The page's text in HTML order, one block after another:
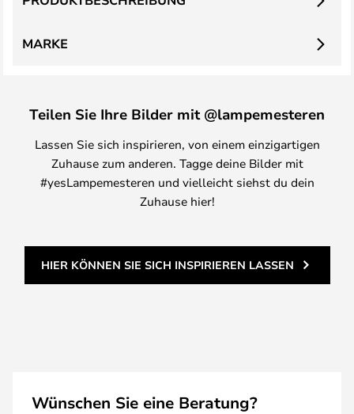
MARKE
Teilen Sie Ihre Bilder mit @lampemesteren
Lassen Sie sich inspirieren, von einem einzigartigen
Zuhause zum anderen. Tagge deine Bilder mit
#yesLampemesteren und vielleicht siehst du dein
Zuhause hier!
HIER KÖNNEN SIE SICH INSPIRIEREN LASSEN
Wünschen Sie eine Beratung?